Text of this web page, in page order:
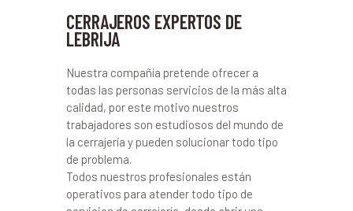
CERRAJEROS EXPERTOS DE
LEBRIJA
Nuestra compañía pretende ofrecer a
todas las personas servicios de la más alta
calidad, por este motivo nuestros
trabajadores son estudiosos del mundo de
la cerrajería y pueden solucionar todo tipo
de problema.
Todos nuestros profesionales están
operativos para atender todo tipo de